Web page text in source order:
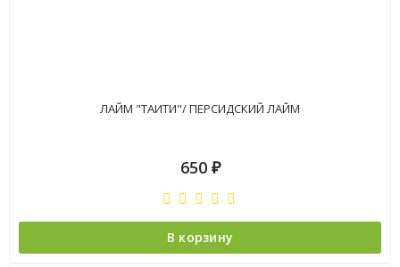
ЛАЙМ "ТАИТИ"/ ПЕРСИДСКИЙ ЛАЙМ
650 ₽
В корзину